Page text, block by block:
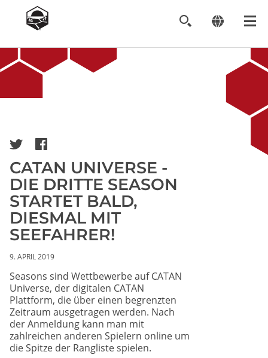
CATAN UNIVERSE -
DIE DRITTE SEASON
STARTET BALD,
DIESMAL MIT
SEEFAHRER!
9. APRIL 2019
Seasons sind Wettbewerbe auf CATAN
Universe, der digitalen CATAN
Plattform, die über einen begrenzten
Zeitraum ausgetragen werden. Nach
der Anmeldung kann man mit
zahlreichen anderen Spielern online um
die Spitze der Rangliste spielen.